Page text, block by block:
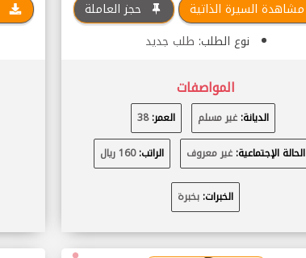
مشاهدة السيرة الذاتية
حجز العاملة
نوع الطلب: طلب جديد
المواصفات
الديانة:غير مسلم العمر:38
الحالة الإجتماعية:غير معروف الراتب:160 ريال
الخبرات:بخبرة